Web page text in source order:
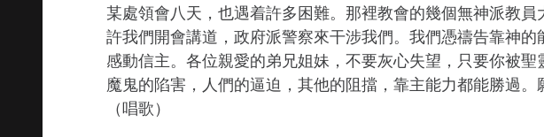
某處領會八天，也遇着許多困難。那裡教會的幾個無神派教
許我們開會講道，政府派警察來干涉我們。我們憑禱告靠神
感動信主。各位親愛的弟兄姐妹，不要灰心失望，只要你被
魔鬼的陷害，人們的逼迫，其他的阻擋，靠主能力都能勝過。
（唱歌）